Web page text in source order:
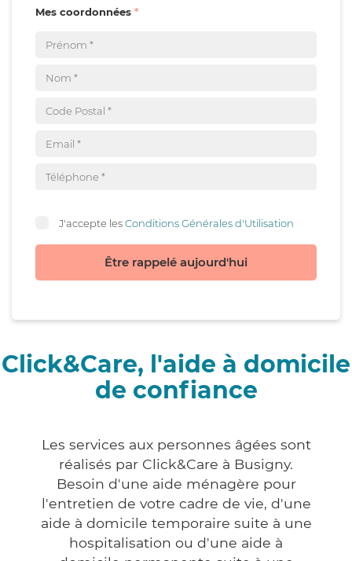
Mes coordonnées
J'accepte lesConditions Générales d'Utilisation
Être rappelé aujourd'hui
Click&Care, l'aide à domicile
de confiance
Les services aux personnes âgées sont
réalisés par Click&Care à Busigny.
Besoin d'une aide ménagère pour
l'entretien de votre cadre de vie, d'une
aide à domicile temporaire suite à une
hospitalisation ou d'une aide à